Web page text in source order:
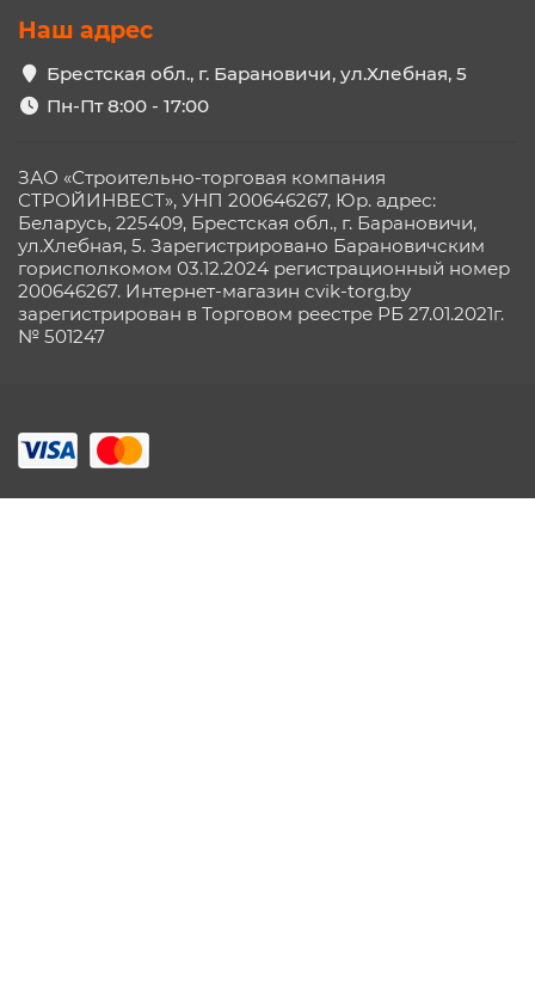
Наш адрес
Брестская обл., г. Барановичи, ул.Хлебная, 5
Пн-Пт 8:00 - 17:00
ЗАО «Строительно-торговая компания
СТРОЙИНВЕСТ», УНП 200646267, Юр. адрес:
Беларусь, 225409, Брестская обл., г. Барановичи,
ул.Хлебная, 5. Зарегистрировано Барановичским
горисполкомом 03.12.2024 регистрационный номер
200646267. Интернет-магазин cvik-torg.by
зарегистрирован в Торговом реестре РБ 27.01.2021г.
№ 501247